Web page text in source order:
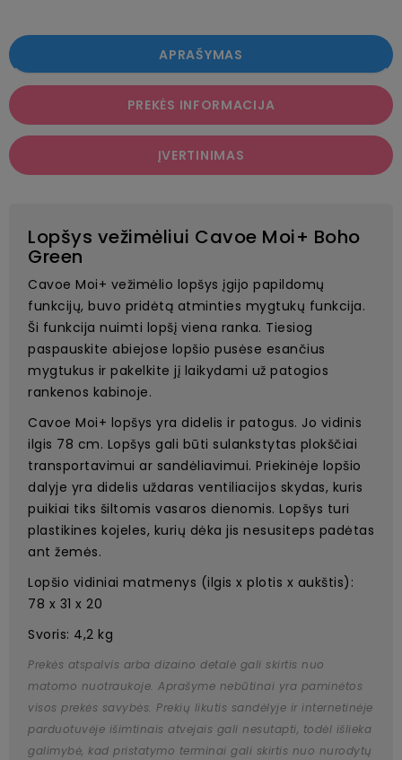
APRAŠYMAS
PREKĖS INFORMACIJA
ĮVERTINIMAS
Lopšys vežimėliui Cavoe Moi+ Boho
Green
Cavoe Moi+ vežimėlio lopšys įgijo papildomų
funkcijų, buvo pridėtą atminties mygtukų funkcija.
Ši funkcija nuimti lopšį viena ranka. Tiesiog
paspauskite abiejose lopšio pusėse esančius
mygtukus ir pakelkite jį laikydami už patogios
rankenos kabinoje.
Cavoe Moi+ lopšys yra didelis ir patogus. Jo vidinis
ilgis 78 cm. Lopšys gali būti sulankstytas plokščiai
transportavimui ar sandėliavimui. Priekinėje lopšio
dalyje yra didelis uždaras ventiliacijos skydas, kuris
puikiai tiks šiltomis vasaros dienomis. Lopšys turi
plastikines kojeles, kurių dėka jis nesusiteps padėtas
ant žemės.
Lopšio vidiniai matmenys (ilgis x plotis x aukštis):
78 x 31 x 20
Svoris: 4,2 kg
Prekės atspalvis arba dizaino detalė gali skirtis nuo
matomo nuotraukoje. Aprašyme nebūtinai yra paminėtos
visos prekės savybės. Prekių likutis sandėlyje ir internetinėje
parduotuvėje išimtinais atvejais gali nesutapti, todėl išlieka
galimybė, kad pristatymo terminai gali skirtis nuo nurodytų